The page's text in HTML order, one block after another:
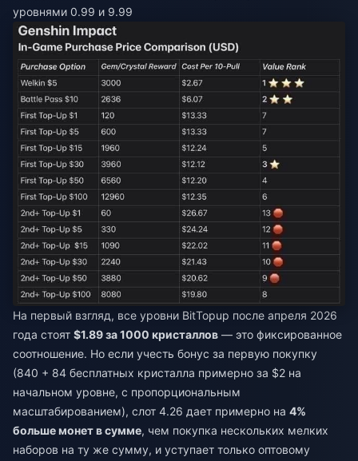
уровнями 0.99 и 9.99
На первый взгляд, все уровни BitTopup после апреля 2026
года стоят $1.89 за 1000 кристаллов — это фиксированное
соотношение. Но если учесть бонус за первую покупку
(840 + 84 бесплатных кристалла примерно за $2 на
начальном уровне, с пропорциональным
масштабированием), слот 4.26 дает примерно на 4%
больше монет в сумме, чем покупка нескольких мелких
наборов на ту же сумму, и уступает только оптовому